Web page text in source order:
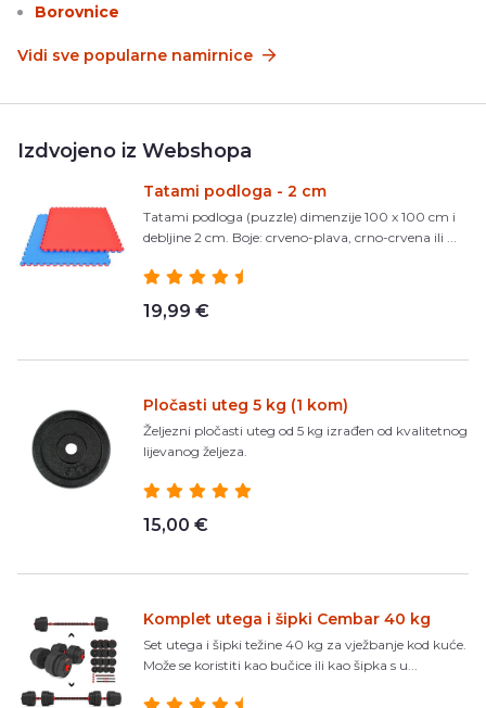
Borovnice
Vidi sve popularne namirnice
Izdvojeno iz Webshopa
Tatami podloga - 2 cm
Tatami podloga (puzzle) dimenzije 100 x 100 cm i
debljine 2 cm. Boje: crveno-plava, crno-crvena ili ...
19,99 €
Pločasti uteg 5 kg (1 kom)
Željezni pločasti uteg od 5 kg izrađen od kvalitetnog
lijevanog željeza.
15,00 €
Komplet utega i šipki Cembar 40 kg
Set utega i šipki težine 40 kg za vježbanje kod kuće.
Može se koristiti kao bučice ili kao šipka s u...